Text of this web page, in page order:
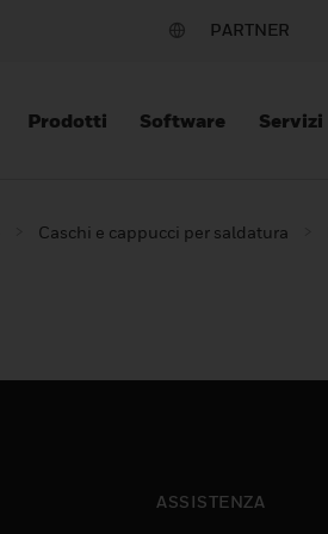
PARTNER
Prodotti Software Servizi
Caschi e cappucci per saldatura
ASSISTENZA